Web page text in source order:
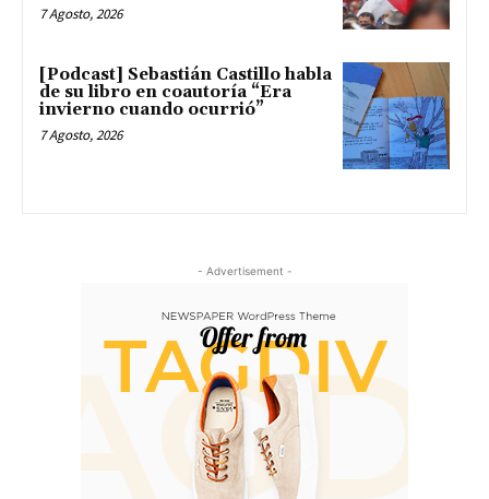
7 Agosto, 2026
[Podcast] Sebastián Castillo habla
de su libro en coautoría “Era
invierno cuando ocurrió”
7 Agosto, 2026
- Advertisement -